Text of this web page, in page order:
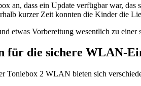
an, dass ein Update verfügbar war,
kurzer Zeit konnten die Kinder die
etwas Vorbereitung wesentlich zu
für die sichere WLAN-
Toniebox 2 WLAN bieten sich